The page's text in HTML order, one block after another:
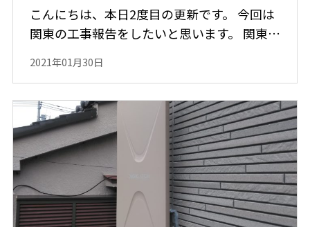
こんにちは、本日2度目の更新です。 今回は
関東の工事報告をしたいと思います。 関東…
2021年01月30日